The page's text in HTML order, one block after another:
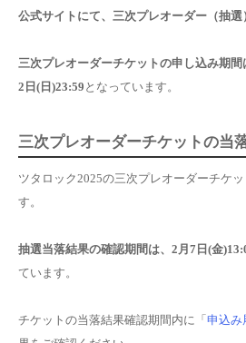
公式サイトにて、三次プレオーダー （抽選
三次プレオーダーチケットの申し込み期間
2日(日)23:59 となっています。
三次プレオーダーチケットの当
ツタロック2025の三次プレオーダーチケ
す。
抽選当落結果の確認期間は、 2月7日(金
ています。
チケットの当落結果確認期間内に「 申込み